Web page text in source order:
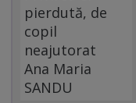
pierdută, de
copil
neajutorat
Ana Maria
SANDU